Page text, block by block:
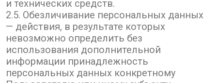
и технических средств.
2.5. Обезличивание персональных данных
— действия, в результате которых
невозможно определить без
использования дополнительной
информации принадлежность
персональных данных конкретному